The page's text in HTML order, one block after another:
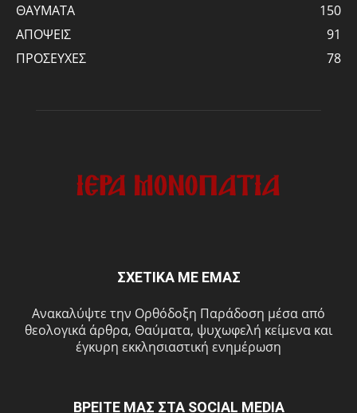
ΘΑΥΜΑΤΑ
150
ΑΠΟΨΕΙΣ
91
ΠΡΟΣΕΥΧΕΣ
78
ΣΧΕΤΙΚΑ ΜΕ ΕΜΑΣ
Ανακαλύψτε την Ορθόδοξη Παράδοση μέσα από
θεολογικά άρθρα, Θαύματα, ψυχωφελή κείμενα και
έγκυρη εκκλησιαστική ενημέρωση
ΒΡΕΙΤΕ ΜΑΣ ΣΤΑ SOCIAL MEDIA